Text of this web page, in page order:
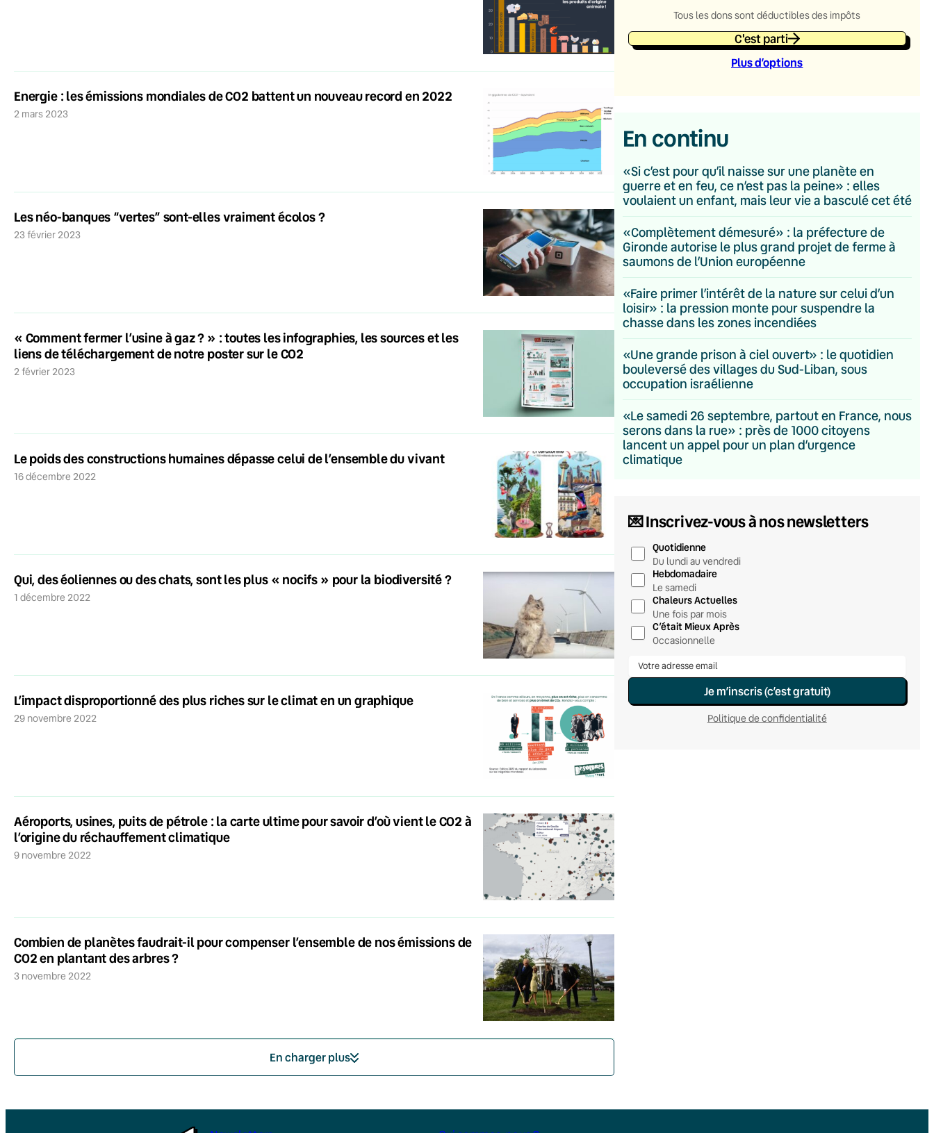
Energie : les émissions mondiales de CO2 battent un nouveau record en 2022
2 mars 2023
Les néo-banques “vertes” sont-elles vraiment écolos ?
23 février 2023
« Comment fermer l’usine à gaz ? » : toutes les infographies, les sources et les
liens de téléchargement de notre poster sur le CO2
2 février 2023
Le poids des constructions humaines dépasse celui de l’ensemble du vivant
16 décembre 2022
Qui, des éoliennes ou des chats, sont les plus « nocifs » pour la biodiversité ?
1 décembre 2022
L’impact disproportionné des plus riches sur le climat en un graphique
29 novembre 2022
Aéroports, usines, puits de pétrole : la carte ultime pour savoir d’où vient le CO2 à
l’origine du réchauffement climatique
9 novembre 2022
Combien de planètes faudrait-il pour compenser l’ensemble de nos émissions de
CO2 en plantant des arbres ?
3 novembre 2022
En charger plus
Tous les dons sont déductibles des impôts
C'est parti
Plus d’options
En continu
«Si c’est pour qu’il naisse sur une planète en
guerre et en feu, ce n’est pas la peine» : elles
voulaient un enfant, mais leur vie a basculé cet été
«Complètement démesuré» : la préfecture de
Gironde autorise le plus grand projet de ferme à
saumons de l’Union européenne
«Faire primer l’intérêt de la nature sur celui d’un
loisir» : la pression monte pour suspendre la
chasse dans les zones incendiées
«Une grande prison à ciel ouvert» : le quotidien
bouleversé des villages du Sud-Liban, sous
occupation israélienne
«Le samedi 26 septembre, partout en France, nous
serons dans la rue» : près de 1000 citoyens
lancent un appel pour un plan d’urgence
climatique
💌 Inscrivez-vous à nos newsletters
Quotidienne
Du lundi au vendredi
Hebdomadaire
Le samedi
Chaleurs Actuelles
Une fois par mois
C’était Mieux Après
Occasionnelle
Je m’inscris (c’est gratuit)
Politique de confidentialité